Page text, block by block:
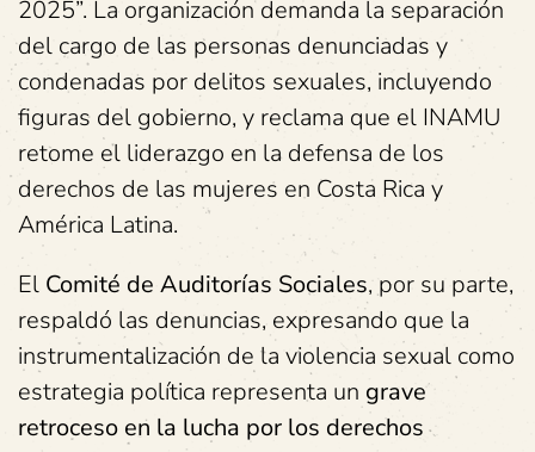
2025”. La organización demanda la separación
del cargo de las personas denunciadas y
condenadas por delitos sexuales, incluyendo
figuras del gobierno, y reclama que el INAMU
retome el liderazgo en la defensa de los
derechos de las mujeres en Costa Rica y
América Latina.
El Comité de Auditorías Sociales, por su parte,
respaldó las denuncias, expresando que la
instrumentalización de la violencia sexual como
estrategia política representa un grave
retroceso en la lucha por los derechos